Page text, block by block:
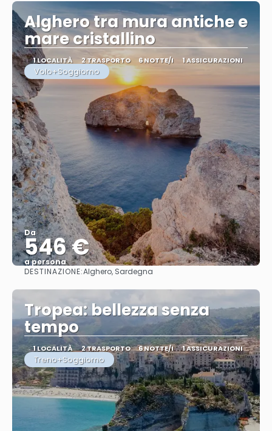
Alghero tra mura antiche e
mare cristallino
1 LOCALITÀ 2 TRASPORTO 6 NOTTE/I 1 ASSICURAZIONI
Volo+Soggiorno
Da
546 €
a persona
Vedere
DESTINAZIONE:Alghero, Sardegna
Tropea: bellezza senza
tempo
1 LOCALITÀ 2 TRASPORTO 6 NOTTE/I 1 ASSICURAZIONI
Treno+Soggiorno